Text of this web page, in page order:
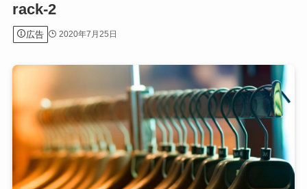
rack-2
広告 2020年7月25日